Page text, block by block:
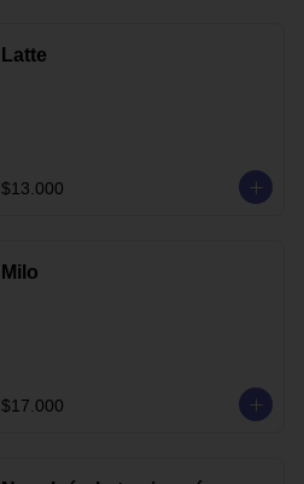
Latte
$13.000
Milo
$17.000